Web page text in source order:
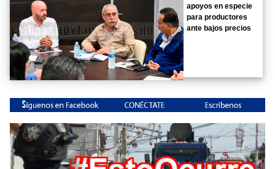
apoyos en especie
para productores
ante bajos precios